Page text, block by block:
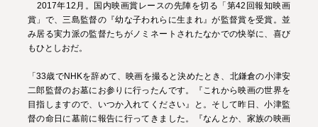
30秒マナー動画集
ヒコロヒー篇
/ 原田龍二篇 / 三池崇史篇 / 哀川翔篇
2017年12月。国内映画賞レースの先陣を切る「第42回報知映画
賞」で、三島監督の『幼な子われらに生まれ』が監督賞を受賞。並
み居る実力派の監督たちがノミネートされたなかでの快挙に、喜び
もひとしおだ。
「33歳でNHKを辞めて、映画を撮ると決めたとき、北鎌倉の小津安
二郎監督のお墓にお参りに行ったんです。『これから映画の世界を
目指しますので、いつか入れてください』と。そして昨日、小津監
督の命日に墓前に報告に行ってきました。『なんとか、家族の映画